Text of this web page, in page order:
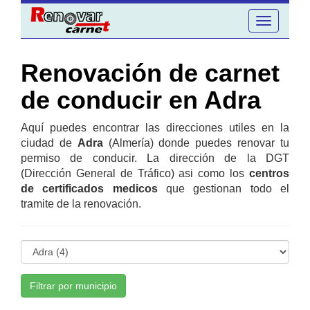
Toggle
navigation
Renovación de carnet
de conducir en Adra
Aquí puedes encontrar las direcciones utiles en la
ciudad de Adra(Almería) donde puedes renovar tu
permiso de conducir. La dirección de la DGT
(Dirección General de Tráfico) asi como los centros
de certificados medicosque gestionan todo el
tramite de la renovación.
Filtrar por municipio